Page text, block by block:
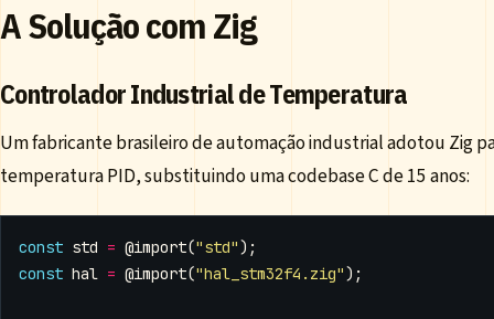
A Solução com Zig
Controlador Industrial de Temperatura
Um fabricante brasileiro de automação industrial adotou Zig
temperatura PID, substituindo uma codebase C de 15 anos:
const std = @import("std");
const hal = @import("hal_stm32f4.zig");